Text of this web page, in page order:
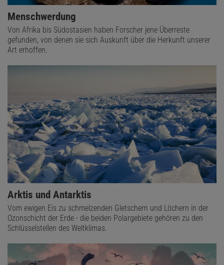
Menschwerdung
Von Afrika bis Südostasien haben Forscher jene Überreste
gefunden, von denen sie sich Auskunft über die Herkunft unserer
Art erhoffen.
Arktis und Antarktis
Vom ewigen Eis zu schmelzenden Gletschern und Löchern in der
Ozonschicht der Erde - die beiden Polargebiete gehören zu den
Schlüsselstellen des Weltklimas.